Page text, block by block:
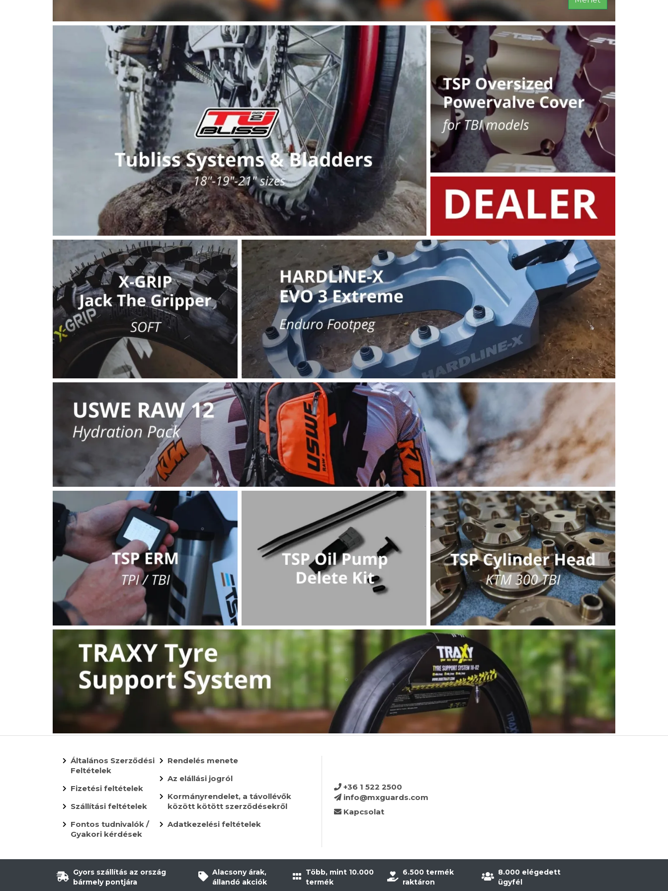
Általános Szerződési
Feltételek
Fizetési feltételek
Szállítási feltételek
Fontos tudnivalók /
Gyakori kérdések
Rendelés menete
Az elállási jogról
Kormányrendelet, a távollévők
között kötött szerződésekről
Adatkezelési feltételek
+36 1 522 2500
info@mxguards.com
Kapcsolat
Gyors szállítás az ország
bármely pontjára
Alacsony árak,
állandó akciók
Több, mint 10.000
termék
6.500 termék
raktáron
8.000 elégedett
ügyfél